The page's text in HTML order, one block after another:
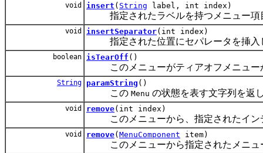
void insert ( String label, int index)
指定されたラベルを持つメニュー項
void insertSeparator(int index)
指定された位置にセパレータを挿入
boolean isTearOff ()
このメニューがティアオフメニュー
String paramString ()
この Menu の状態を表す文字列を返
void remove(int index)
このメニューから、指定されたイン
void remove( MenuComponent item)
このメニューから指定されたメニュ